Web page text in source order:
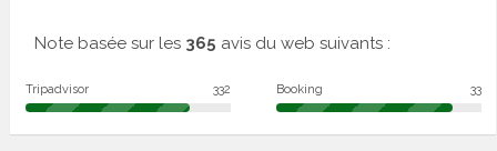
Note basée sur les 365 avis du web suivants :
Tripadvisor 332 Booking 33